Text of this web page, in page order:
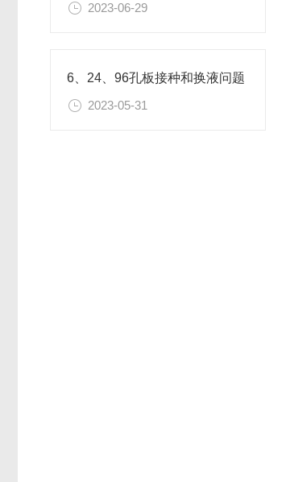
2023-06-29
6、24、96孔板接种和换液问题
2023-05-31